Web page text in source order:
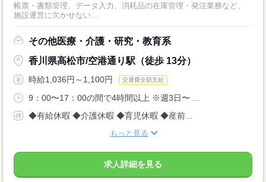
帳票・書類管理、データ入力、消耗品の在庫管理・発注業務など、
施設運営に欠かせない...
その他医療・介護・研究・教育系
香川県高松市/空港通り駅（徒歩 13分）
時給1,036円～1,100円 交通費全額支給
9：00〜17：00の間で4時間以上 ※週3日〜 ...
◆有給休暇 ◆介護休暇 ◆育児休暇 ◆産前...
もっと見る
求人詳細を見る